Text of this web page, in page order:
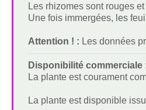
Les rhizomes sont rouges
Une fois immergées, les
Attention ! : Les données
Disponibilité commerciale
La plante est courament
La plante est disponible